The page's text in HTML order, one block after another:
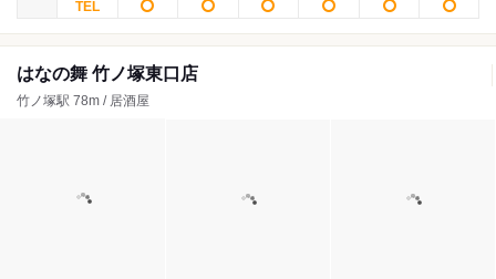
はなの舞 竹ノ塚東口店
竹ノ塚駅 78m / 居酒屋